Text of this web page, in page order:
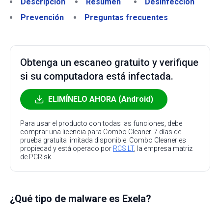
Prevención
Preguntas frecuentes
Obtenga un escaneo gratuito y verifique
si su computadora está infectada.
ELIMÍNELO AHORA (Android)
Para usar el producto con todas las funciones, debe
comprar una licencia para Combo Cleaner. 7 días de
prueba gratuita limitada disponible. Combo Cleaner es
propiedad y está operado por RCS LT, la empresa matriz
de PCRisk.
¿Qué tipo de malware es Exela?